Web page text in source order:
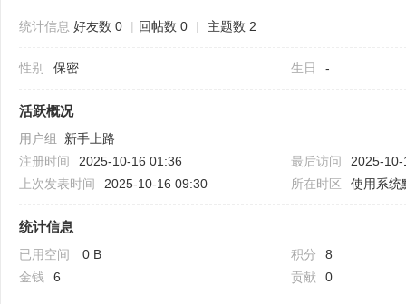
统计信息 好友数 0 | 回帖数 0 | 主题数 2
性别 保密 生日 -
活跃概况
用户组 新手上路
注册时间
2025-10-16 01:36 最后访问
2025-
上次发表时间
2025-10-16 09:30 所在时区 使用系统
统计信息
已用空间 0 B 积分
8
金钱
6 贡献 0